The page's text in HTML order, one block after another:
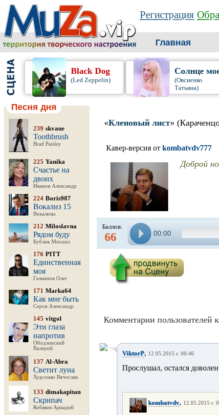
Регистрация
Главная
Black Dog
(Led Zeppelin)
Солнце
(Овсиенко
Татьяна)
Песня дня
239 skvaue
Toothbrush
Brad Paisley
225 Yanika
Счастье на
двоих
Иванов Александр
224 Boris907
Вокализ 15
Вокализы
212 Miloslavna
Рядом буду
Бублик Михаил
176 PITT
Единственная
моя
Газманов Олег
171 Marka64
Как мне быть
Серов Александр
145 vitgol
Эти глаза
напротив
Ободзинский
Валерий
137 Al-Abra
Светит луна
Хурсенко Вячеслав
133 dimakapitan
Скрипач
Кобяков Аркадий
«Кленовый лист»
Кавер-версия от kombatvdv777
Доброй
Баллов:
66 00:00
Комментарии пользователей
ViktorP, 12.05.2015 г. 00:46
Прослушал, остался
kombatvdv, 12.05.2015 г.